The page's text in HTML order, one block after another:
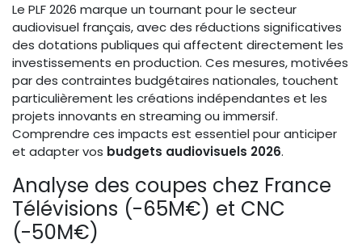
Le PLF 2026 marque un tournant pour le secteur
audiovisuel français, avec des réductions significatives
des dotations publiques qui affectent directement les
investissements en production. Ces mesures, motivées
par des contraintes budgétaires nationales, touchent
particulièrement les créations indépendantes et les
projets innovants en streaming ou immersif.
Comprendre ces impacts est essentiel pour anticiper
et adapter vos budgets audiovisuels 2026.
Analyse des coupes chez France
Télévisions (-65M€) et CNC
(-50M€)